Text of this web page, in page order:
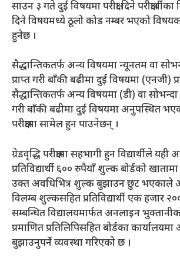
साउन ३ गते दुई विषयमा परीक्षा दिने
दिने विषयमध्ये ठूलो कोड नम्बर भएको विषयको
हुनेछ ।
सैद्धान्तिकतर्फ अन्य विषयमा न्यूनतम वा
प्राप्त गरी बाँकी बढीमा दुई विषयमा (एनजी)
सैद्धान्तिकतर्फ अन्य विषयमा (डी) वा सोभन्दा
गरी बाँकी बढीमा दुई विषयमा अनुपस्थित भएका
परीक्षामा सामेल हुन पाउनेछन् ।
ग्रेडवृद्धि परीक्षामा सहभागी हुन विद्यार्थीले
प्रतिविद्यार्थी ६०० रुपैयाँ शुल्क बोर्डको
उक्त अवधिभित्र शुल्क बुझाउन छुट भएकाले
विलम्ब शुल्कसहित प्रतिविद्यार्थी एक हजार
सम्बन्धित विद्यालयमार्फत अनलाइन
प्रमाणित प्रतिलिपिसहित बोर्डका
बुझाउनुपर्ने व्यवस्था गरिएको छ ।